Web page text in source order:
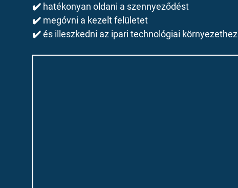
✔️ hatékonyan oldani a szennyeződést
✔️ megóvni a kezelt felületet
✔️ és illeszkedni az ipari technológiai környezethez